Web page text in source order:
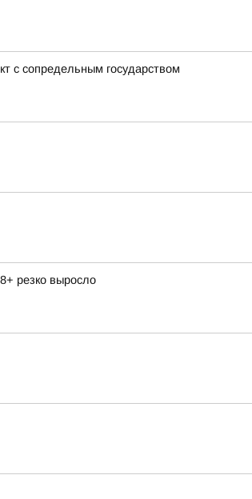
с сопредельным государством
резко выросло